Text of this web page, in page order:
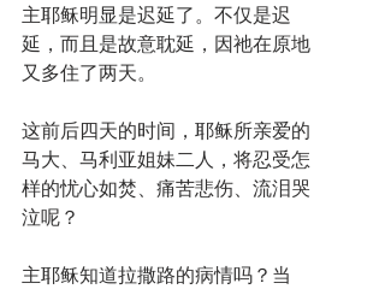
主耶稣明显是迟延了。不仅是迟
延，而且是故意耽延，因祂在原地
又多住了两天。
这前后四天的时间，耶稣所亲爱的
马大、马利亚姐妹二人，将忍受怎
样的忧心如焚、痛苦悲伤、流泪哭
泣呢？
主耶稣知道拉撒路的病情吗？当